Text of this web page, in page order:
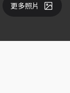
更多照片